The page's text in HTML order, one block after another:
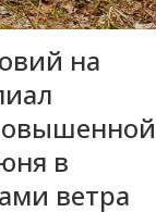
на
в
ветра